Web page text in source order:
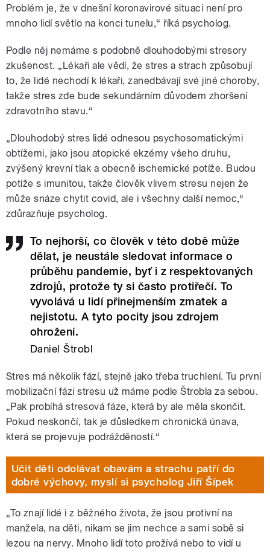
Problém je, že v dnešní koronavirové situaci není pro
mnoho lidí světlo na konci tunelu,“ říká psycholog.
Podle něj nemáme s podobně dlouhodobými stresory
zkušenost. „Lékaři ale vědí, že stres a strach způsobují
to, že lidé nechodí k lékaři, zanedbávají své jiné choroby,
takže stres zde bude sekundárním důvodem zhoršení
zdravotního stavu.“
„Dlouhodobý stres lidé odnesou psychosomatickými
obtížemi, jako jsou atopické ekzémy všeho druhu,
zvýšený krevní tlak a obecně ischemické potíže. Budou
potíže s imunitou, takže člověk vlivem stresu nejen že
může snáze chytit covid, ale i všechny další nemoc,“
zdůrazňuje psycholog.
To nejhorší, co člověk v této době může
dělat, je neustále sledovat informace o
průběhu pandemie, byť i z respektovaných
zdrojů, protože ty si často protiřečí. To
vyvolává u lidí přinejmenším zmatek a
nejistotu. A tyto pocity jsou zdrojem
ohrožení.
Daniel Štrobl
Stres má několik fází, stejně jako třeba truchlení. Tu první
mobilizační fázi stresu už máme podle Štrobla za sebou.
„Pak probíhá stresová fáze, která by ale měla skončit.
Pokud neskončí, tak je důsledkem chronická únava,
která se projevuje podrážděností.“
Učit děti odolávat obavám a strachu patří do
dobré výchovy, myslí si psycholog Jiří Šípek
„To znají lidé i z běžného života, že jsou protivní na
manžela, na děti, nikam se jim nechce a sami sobě si
lezou na nervy. Mnoho lidí toto prožívá nebo to vidí u